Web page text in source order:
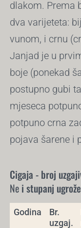
dlakom. Prema
dva varijeteta:
vunom, i crnu
Janjad je u
boje (ponekad
postupno gubi
mjeseca
potpuno crna
pojava šarene i
Cigaja - broj
Ne i stupanj
Godina
Br.
uzgaj.